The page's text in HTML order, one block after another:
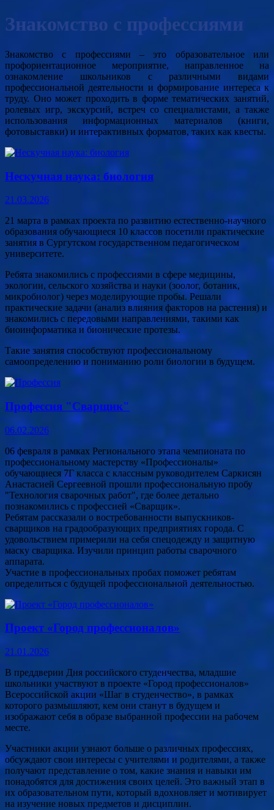
Знакомство с профессиями
Знакомство с профессиями – это образовательное или
профориентационное мероприятие, направленное на
ознакомление школьников с различными видами
профессиональной деятельности и формирование интереса к
труду. Оно может проходить в форме тематических занятий,
ролевых игр, экскурсий, встреч со специалистами, а также
использования информационных материалов (книги,
фотовыставки) и интерактивных форматов, таких как квесты.
Нескучная наука: биология
21.03.2026
21 марта в рамках проекта по развитию естественно-научного
образования обучающиеся 10 классов посетили практические
занятия в Сургутском государственном педагогическом
университете.
Ребята знакомились с профессиями в сфере медицины,
экологии, сельского хозяйства и науки (зоолог, ботаник,
микробиолог) через моделирующие пробы. Решали
практические задачи (анализ влияния факторов на растения) и
знакомились с передовыми направлениями, такими как
биоинформатика и бионические протезы.
Такие занятия способствуют профессиональному
самоопределению и пониманию роли биологии в будущем.
Профессия "Сварщик"
06.02.2026
06 февраля в рамках Регионального этапа чемпионата по
профессиональному мастерству «Профессионалы»
обучающиеся 7Г класса с классным руководителем Саркисян
Анастасией Сергеевной прошли профессиональную пробу
"Технология сварочных работ", где более детально
познакомились с профессией «Сварщик».
Ребятам рассказали о востребованности выпускников-
сварщиков на градообразующих предприятиях города. С
удовольствием примерили на себя спецодежду и защитную
маску сварщика. Изучили принцип работы сварочного
аппарата.
Участие в профессиональных пробах поможет ребятам
определиться с будущей профессиональной деятельностью.
Проект «Город профессионалов»
21.01.2026
В преддверии Дня российского студенчества, младшие
школьники участвуют в проекте «Город профессионалов»
Всероссийской акции «Шаг в студенчество», в рамках
которого размышляют, кем они станут в будущем и
изображают себя в образе выбранной профессии на рабочем
месте.
Участники акции узнают больше о различных профессиях,
обсуждают свои интересы с учителями и родителями, а также
получают представление о том, какие знания и навыки им
понадобятся для достижения своих целей. Это важный этап в
их образовательном пути, который вдохновляет и мотивирует
на изучение новых предметов и дисциплин.